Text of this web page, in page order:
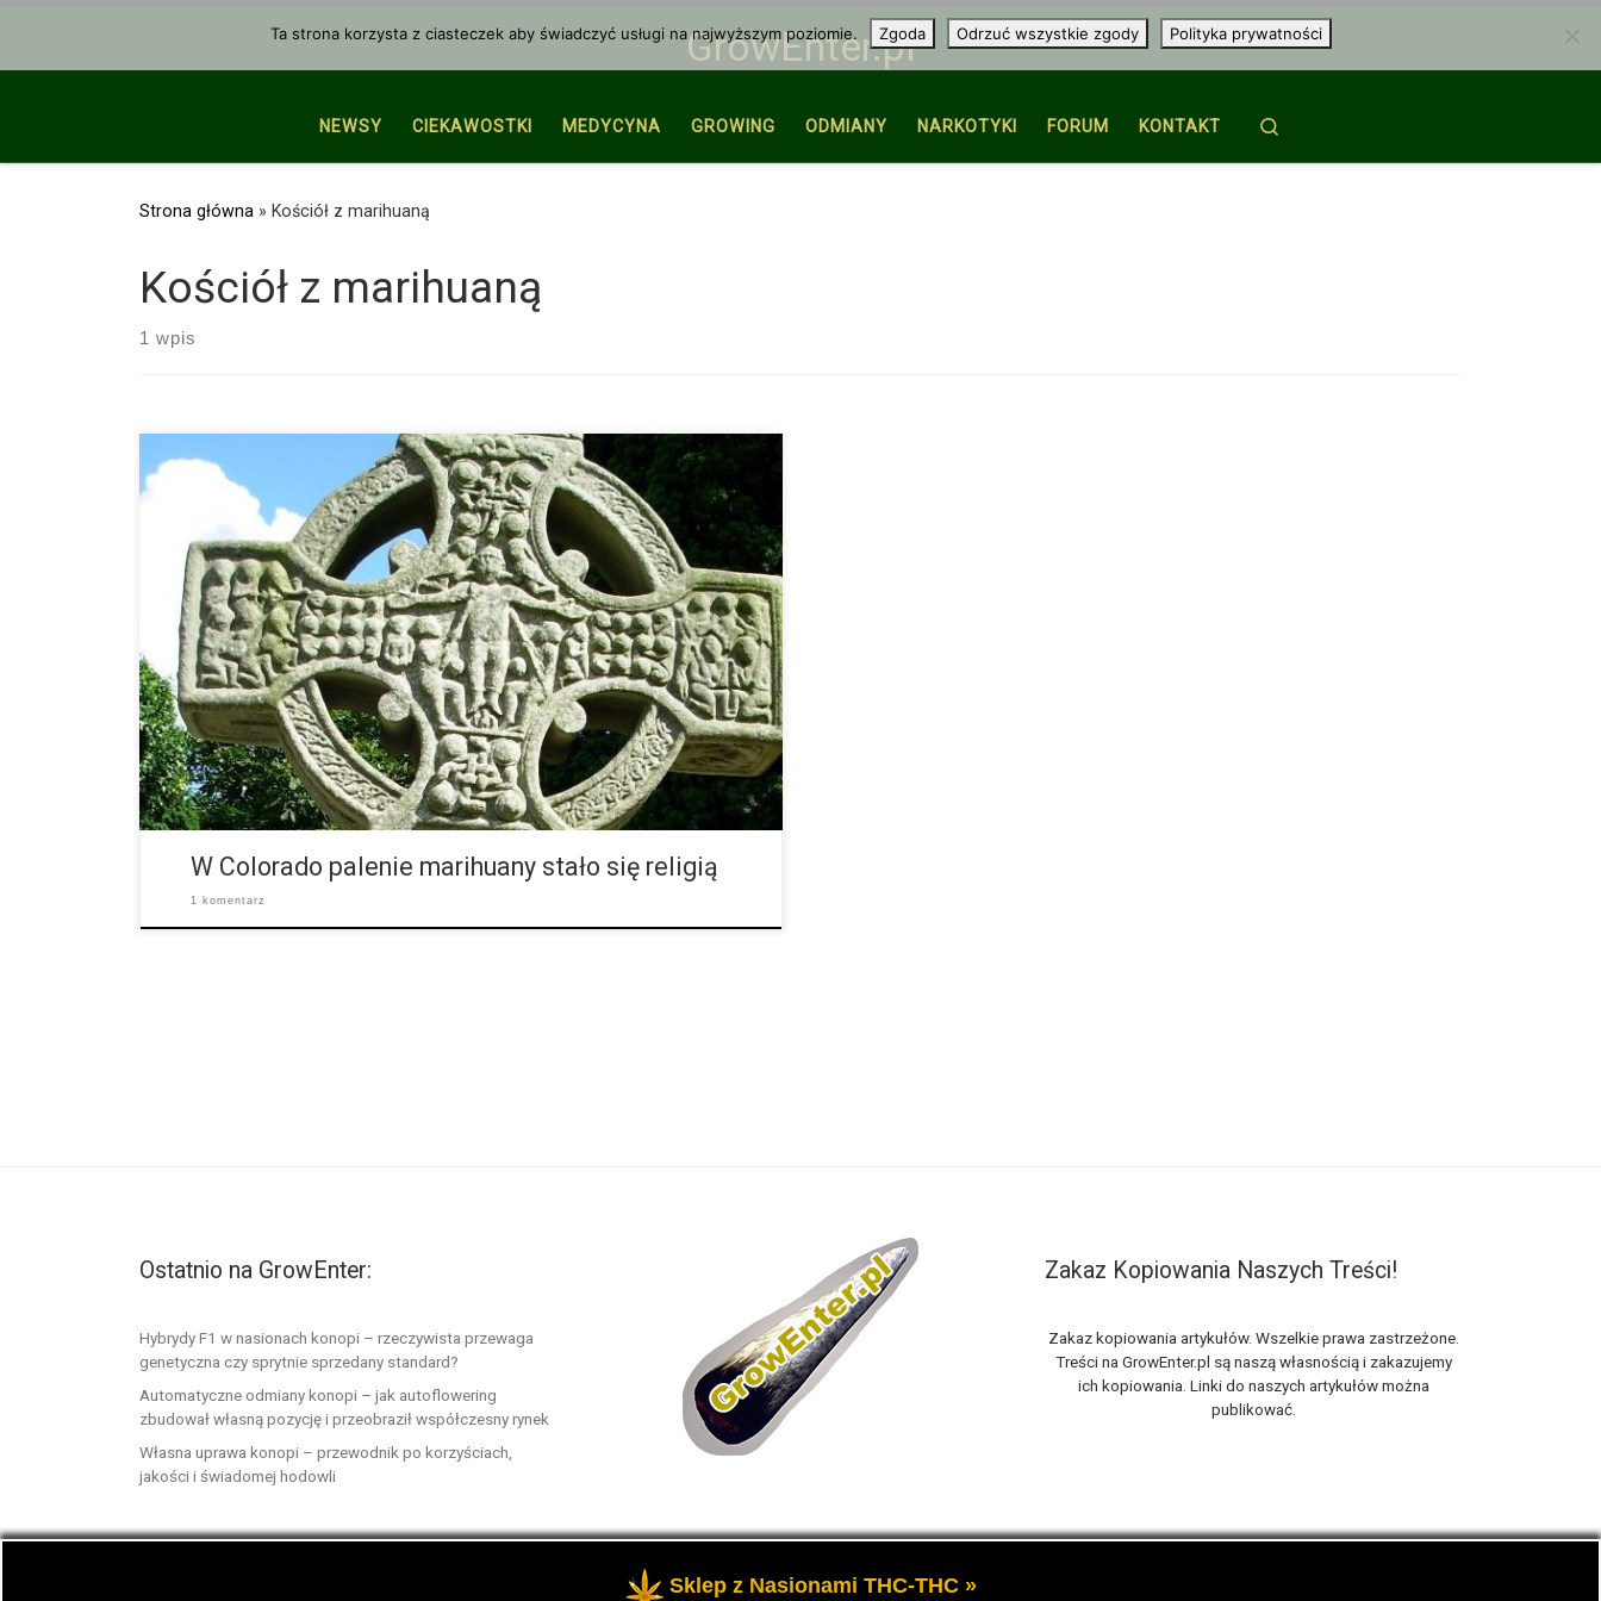
GrowEnter.pl
NEWSY CIEKAWOSTKI MEDYCYNA GROWING ODMIANY NARKOTYKI FORUM KONTAKT
Strona główna » Kościół z marihuaną
Kościół z marihuaną
1 wpis
W narodowy dzień cannabisu w Colorado otworzono kościół o nazwie International
Church of Cannabis. Już od pewnego czasu zainteresowani przyjaciele konopi
wiedzieli, że w Colorado zainicjowano bardzo duchowny projekt o […]
W Colorado palenie marihuany stało się religią
1 komentarz
Ostatnio na GrowEnter:
Hybrydy F1 w nasionach konopi – rzeczywista przewaga
genetyczna czy sprytnie sprzedany standard?
Automatyczne odmiany konopi – jak autoflowering
zbudował własną pozycję i przeobraził współczesny rynek
Własna uprawa konopi – przewodnik po korzyściach,
jakości i świadomej hodowli
Zakaz Kopiowania Naszych Treści!
Zakaz kopiowania artykułów. Wszelkie prawa zastrzeżone.
Treści na GrowEnter.pl są naszą własnością i zakazujemy
ich kopiowania. Linki do naszych artykułów można
publikować.
Ta strona korzysta z ciasteczek aby świadczyć usługi na najwyższym poziomie. Zgoda Odrzuć wszystkie zgody Polityka prywatności
Sklep z Nasionami THC-THC »